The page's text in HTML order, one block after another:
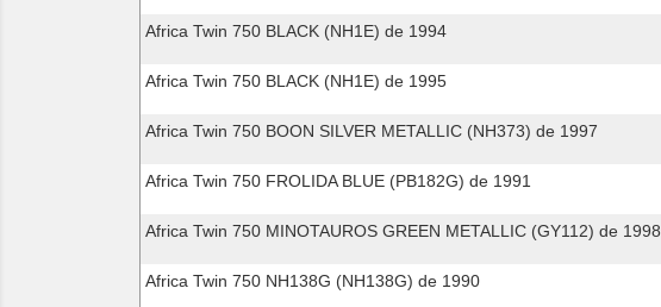
Africa Twin 750 BLACK (NH1E) de 1994
Africa Twin 750 BLACK (NH1E) de 1995
Africa Twin 750 BOON SILVER METALLIC (NH373) de 1997
Africa Twin 750 FROLIDA BLUE (PB182G) de 1991
Africa Twin 750 MINOTAUROS GREEN METALLIC (GY112) de 1998
Africa Twin 750 NH138G (NH138G) de 1990